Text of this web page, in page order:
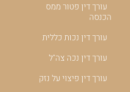
עורך דין פטור ממס
הכנסה
עורך דין נכות כללית
עורך דין נכה צה"ל
עורך דין פיצוי על נזק